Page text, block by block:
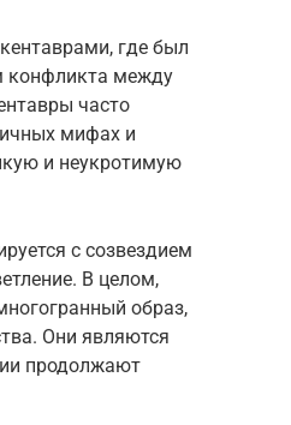
где был
конфликта между
часто
мифах и
и неукротимую
с созвездием
В целом,
образ,
Они являются
продолжают